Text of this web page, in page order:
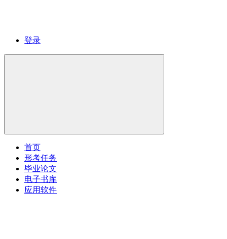
登录
首页
形考任务
毕业论文
电子书库
应用软件